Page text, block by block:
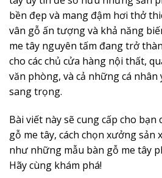
bền đẹp và mang đậm hơi thở
vân gỗ ấn tượng và khả năng
me tây nguyên tấm đang trở
cho các chủ cửa hàng nội thất,
văn phòng, và cả những cá nhân
sang trọng.
Bài viết này sẽ cung cấp cho
gỗ me tây, cách chọn xưởng sản
như những mẫu bàn gỗ me tây
Hãy cùng khám phá!